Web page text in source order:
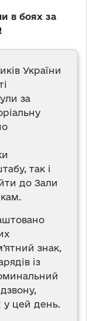
в боях за
України
за
так і
до Зали
знак,
із
у цей день.